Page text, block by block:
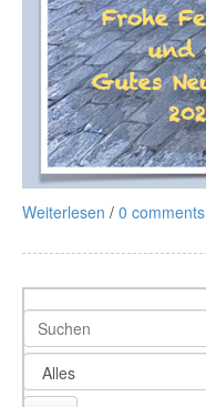
Weiterlesen / 0 comments